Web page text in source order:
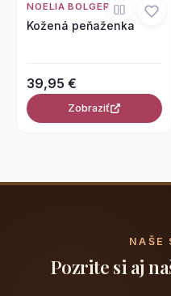
NOELIA BOLGER
Kožená peňaženka
39,95 €
Zobraziť
NAŠE
Pozrite si aj